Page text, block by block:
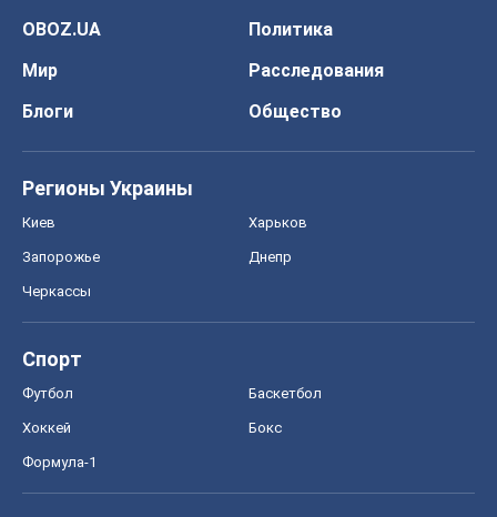
OBOZ.UA
Политика
Мир
Расследования
Блоги
Общество
Регионы Украины
Киев Харьков
Запорожье Днепр
Черкассы
Спорт
Футбол Баскетбол
Хоккей Бокс
Формула-1